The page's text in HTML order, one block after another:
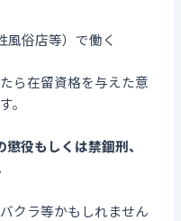
風俗店等）で働く
ら在留資格を与えた意
。
懲役もしくは禁錮刑、
クラ等かもしれません